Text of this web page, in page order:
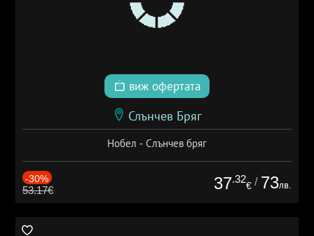
виж офертата
Слънчев Бряг
Нобел - Слънчев бряг
-30%
53.17€ 37.32
€ / 73лв.